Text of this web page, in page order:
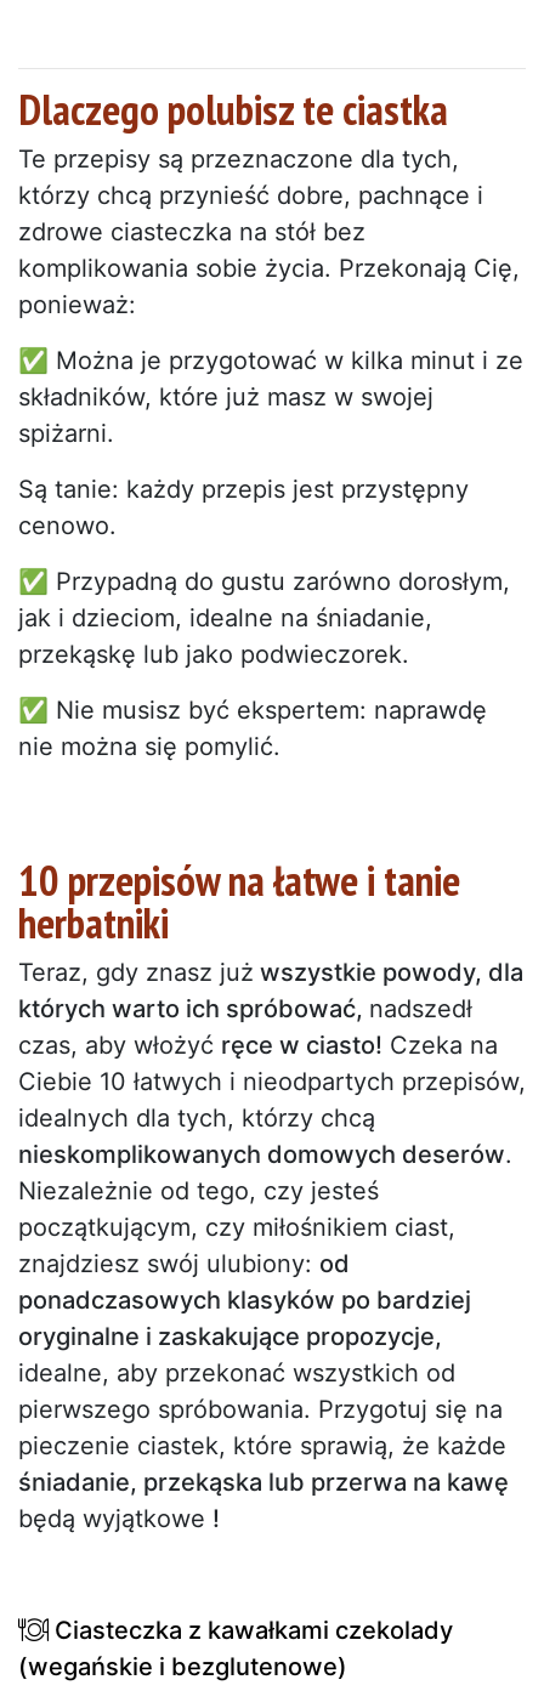
Dlaczego polubisz te ciastka
Te przepisy są przeznaczone dla tych,
którzy chcą przynieść dobre, pachnące i
zdrowe ciasteczka na stół bez
komplikowania sobie życia. Przekonają Cię,
ponieważ:
✅ Można je przygotować w kilka minut i ze
składników, które już masz w swojej
spiżarni.
Są tanie: każdy przepis jest przystępny
cenowo.
✅ Przypadną do gustu zarówno dorosłym,
jak i dzieciom, idealne na śniadanie,
przekąskę lub jako podwieczorek.
✅ Nie musisz być ekspertem: naprawdę
nie można się pomylić.
10 przepisów na łatwe i tanie
herbatniki
Teraz, gdy znasz już wszystkie powody, dla
których warto ich spróbować, nadszedł
czas, aby włożyć ręce w ciasto! Czeka na
Ciebie 10 łatwych i nieodpartych przepisów,
idealnych dla tych, którzy chcą
nieskomplikowanych domowych deserów.
Niezależnie od tego, czy jesteś
początkującym, czy miłośnikiem ciast,
znajdziesz swój ulubiony: od
ponadczasowych klasyków po bardziej
oryginalne i zaskakujące propozycje,
idealne, aby przekonać wszystkich od
pierwszego spróbowania. Przygotuj się na
pieczenie ciastek, które sprawią, że każde
śniadanie, przekąska lub przerwa na kawę
będą wyjątkowe !
Ciasteczka z kawałkami czekolady
(wegańskie i bezglutenowe)